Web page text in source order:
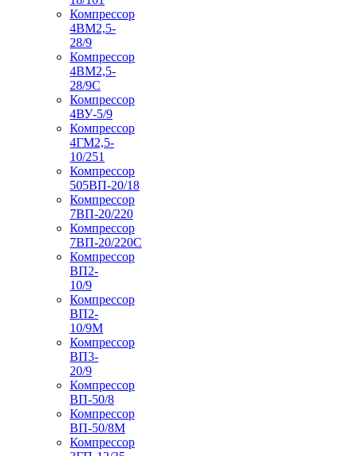
Компрессор
4ВМ2,5-
28/9
Компрессор
4ВМ2,5-
28/9С
Компрессор
4ВУ-5/9
Компрессор
4ГМ2,5-
10/251
Компрессор
505ВП-20/18
Компрессор
7ВП-20/220
Компрессор
7ВП-20/220С
Компрессор
ВП2-
10/9
Компрессор
ВП2-
10/9М
Компрессор
ВП3-
20/9
Компрессор
ВП-50/8
Компрессор
ВП-50/8М
Компрессор